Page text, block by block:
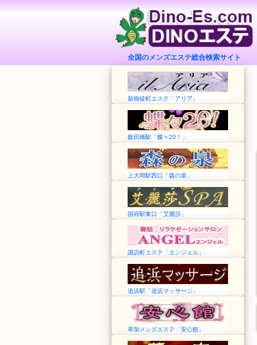
全国のメンズエステ総合検索サイト
新御徒町エステ「アリア」
飯田橋駅「蝶々20！」
上大岡駅西口「森の泉」
国府駅東口「艾麗莎」
諏訪町エステ「エンジェル」
追浜駅「追浜マッサージ」
草加メンズエステ「安心館」